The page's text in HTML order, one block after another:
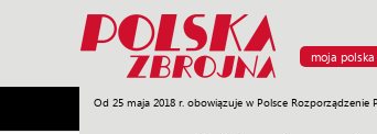
moja
Od 25 maja 2018 r. obowiązuje w Polsce
Armia Poligon Sprzęt Misje